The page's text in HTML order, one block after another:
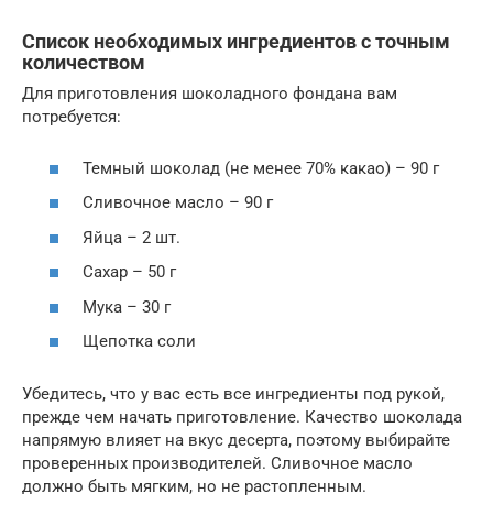
Список необходимых ингредиентов с точным
количеством
Для приготовления шоколадного фондана вам
потребуется:
Темный шоколад (не менее 70% какао) – 90 г
Сливочное масло – 90 г
Яйца – 2 шт.
Сахар – 50 г
Мука – 30 г
Щепотка соли
Убедитесь, что у вас есть все ингредиенты под рукой,
прежде чем начать приготовление. Качество шоколада
напрямую влияет на вкус десерта, поэтому выбирайте
проверенных производителей. Сливочное масло
должно быть мягким, но не растопленным.